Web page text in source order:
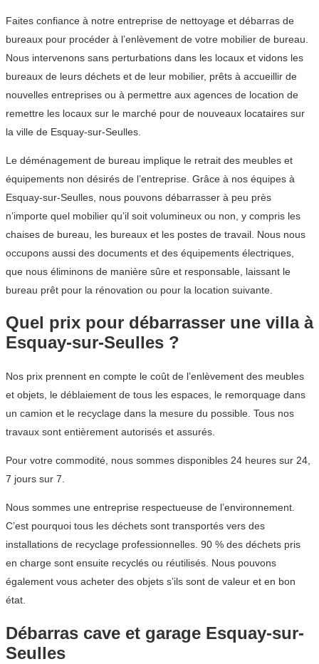
Faites confiance à notre entreprise de nettoyage et débarras de
bureaux pour procéder à l’enlèvement de votre mobilier de bureau.
Nous intervenons sans perturbations dans les locaux et vidons les
bureaux de leurs déchets et de leur mobilier, prêts à accueillir de
nouvelles entreprises ou à permettre aux agences de location de
remettre les locaux sur le marché pour de nouveaux locataires sur
la ville de Esquay-sur-Seulles.
Le déménagement de bureau implique le retrait des meubles et
équipements non désirés de l’entreprise. Grâce à nos équipes à
Esquay-sur-Seulles, nous pouvons débarrasser à peu près
n’importe quel mobilier qu’il soit volumineux ou non, y compris les
chaises de bureau, les bureaux et les postes de travail. Nous nous
occupons aussi des documents et des équipements électriques,
que nous éliminons de manière sûre et responsable, laissant le
bureau prêt pour la rénovation ou pour la location suivante.
Quel prix pour débarrasser une villa à
Esquay-sur-Seulles ?
Nos prix prennent en compte le coût de l’enlèvement des meubles
et objets, le déblaiement de tous les espaces, le remorquage dans
un camion et le recyclage dans la mesure du possible. Tous nos
travaux sont entièrement autorisés et assurés.
Pour votre commodité, nous sommes disponibles 24 heures sur 24,
7 jours sur 7.
Nous sommes une entreprise respectueuse de l’environnement.
C’est pourquoi tous les déchets sont transportés vers des
installations de recyclage professionnelles. 90 % des déchets pris
en charge sont ensuite recyclés ou réutilisés. Nous pouvons
également vous acheter des objets s’ils sont de valeur et en bon
état.
Débarras cave et garage Esquay-sur-
Seulles